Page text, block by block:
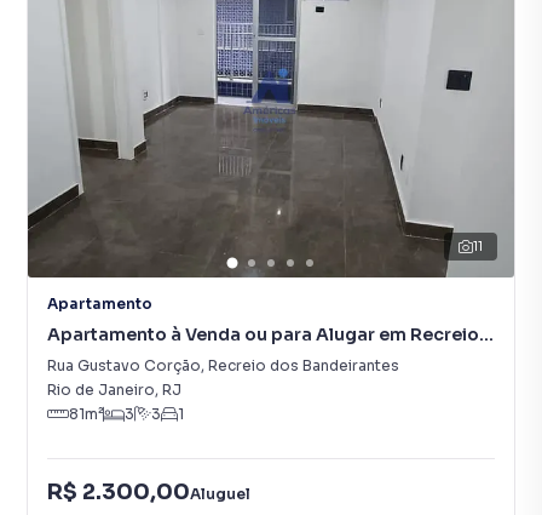
11
Apartamento
Apartamento à Venda ou para Alugar em Recreio
dos Bandeirantes
Rua Gustavo Corção, Recreio dos Bandeirantes
Rio de Janeiro, RJ
81m² 3 3 1
R$ 2.300,00Aluguel